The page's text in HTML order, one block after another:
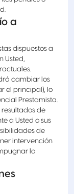
a
dispuestos a
Usted,
cambiar los
el principal), lo
Prestamista.
resultados de
a Usted o sus
de
intervención
la